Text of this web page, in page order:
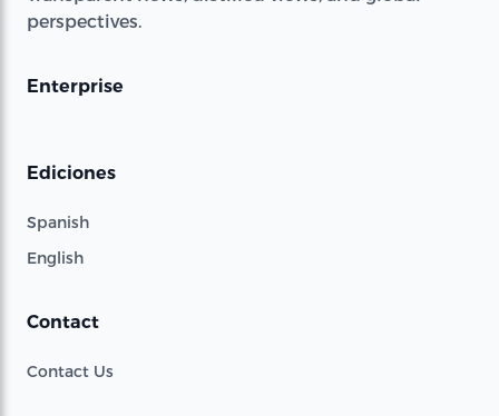
perspectives.
Enterprise
Ediciones
Spanish
English
Contact
Contact Us